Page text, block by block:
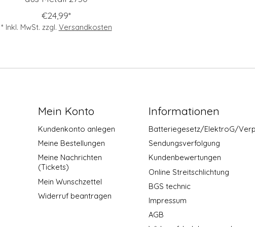
€24,99*
* Inkl. MwSt. zzgl. Versandkosten
Mein Konto
Kundenkonto anlegen
Meine Bestellungen
Meine Nachrichten
(Tickets)
Mein Wunschzettel
Widerruf beantragen
Informationen
Batteriegesetz/ElektroG/
Sendungsverfolgung
Kundenbewertungen
Online Streitschlichtung
BGS technic
Impressum
AGB